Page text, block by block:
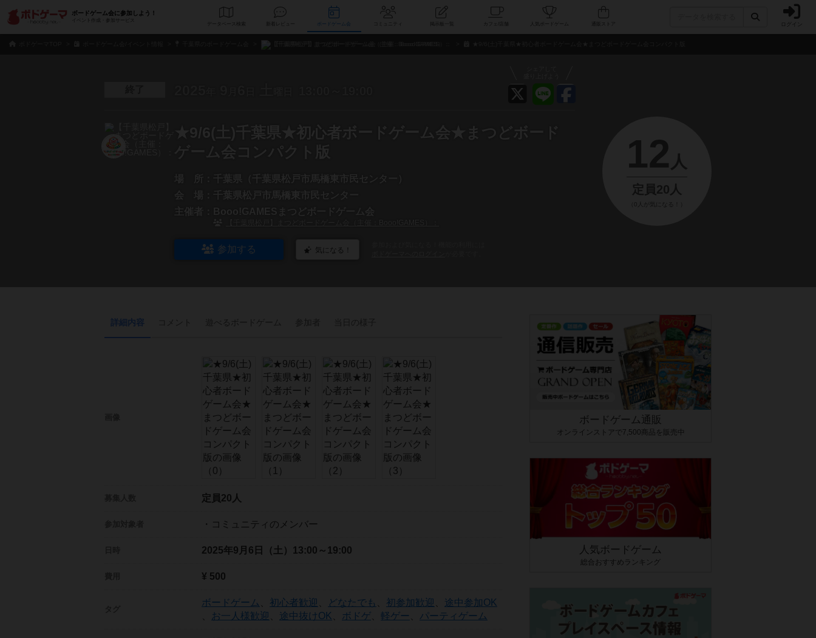
ボードゲーム会に参加しよう！
イベント作成・参加サービス
データベース 新着レビュー コミュニティ 人気ボードゲーム ログイン
★9/6(土)千葉県★初心者ボードゲーム会★まつどボード
ゲーム会コンパクト版
場 所：
千葉県（千葉県松戸市馬橋東市民センター）
会 場：
千葉県松戸市馬橋東市民センター
主催者：
Booo!GAMESまつどボードゲーム会
参加する 気になる！
12 人
定員20人
（0人が気になる！）
詳細内容
定員20人
・コミュニティのメンバー
2025年9月6日（土） 13:00～19:00
¥ 500
ボードゲーム 初心者歓迎 どなたでも 初参加歓迎
途中参加OK
お一人様歓迎 途中抜けOK ボドゲ 軽ゲー パーティゲーム
ボードゲーム通販
オンラインストアで7,500商品を販売中
人気ボードゲーム
総合おすすめランキング